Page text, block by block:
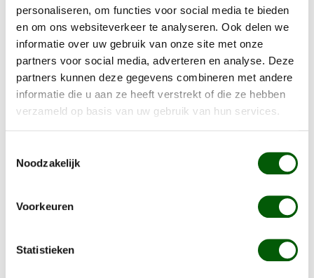
personaliseren, om functies voor social media te bieden
en om ons websiteverkeer te analyseren. Ook delen we
informatie over uw gebruik van onze site met onze
partners voor social media, adverteren en analyse. Deze
partners kunnen deze gegevens combineren met andere
informatie die u aan ze heeft verstrekt of die ze hebben
verzameld op basis van uw gebruik van hun services.
Noodzakelijk
Voorkeuren
Statistieken
Vezels hebben een positief effect op het maag/darm
stelsel van de hond en stimuleren de groei van goede
darmbacteriën. Daarnaast kan vezelrijk hondenvoer
overgewicht bij honden voorkomen doordat vezelrijke
voeding de hond een verzadigd gevoel geeft.
Vezels zijn belangrijk voor een juiste vertering van de
effect op de darmflora van de hond. Een gezonde
gezondheid bij de hond. Vezels helpen met het goed
verteren van dierlijke eiwitten op een gezonde wijze.